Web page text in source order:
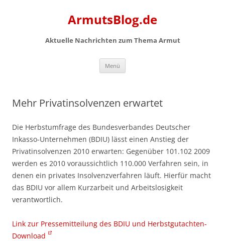
ArmutsBlog.de
Aktuelle Nachrichten zum Thema Armut
Menü
Mehr Privatinsolvenzen erwartet
Die Herbstumfrage des Bundesverbandes Deutscher
Inkasso-Unternehmen (BDIU) lässt einen Anstieg der
Privatinsolvenzen 2010 erwarten: Gegenüber 101.102 2009
werden es 2010 voraussichtlich 110.000 Verfahren sein, in
denen ein privates Insolvenzverfahren läuft. Hierfür macht
das BDIU vor allem Kurzarbeit und Arbeitslosigkeit
verantwortlich.
Link zur Pressemitteilung des BDIU und Herbstgutachten-
Download